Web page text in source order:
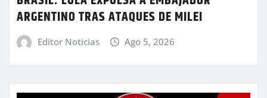
ARGENTINO TRAS ATAQUES DE MILEI
Editor Noticias Ago 5, 2026